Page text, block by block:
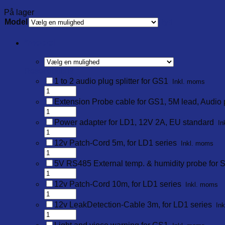
På lager
Model
1 to 2 audio plug splitter for GS1
Inkl. moms
Extension Probe cable for GS1, 5M lead, Audio
Power adapter for LD1, 12V 2A, EU standard
12v Patch-Cord 5m, for LD1 series Inkl. moms
5V RS485 External temp. & humidity probe for
12v Patch-Cord 10m, for LD1 series Inkl. moms
12v LeakDetection-Cable 3m, for LD1 series